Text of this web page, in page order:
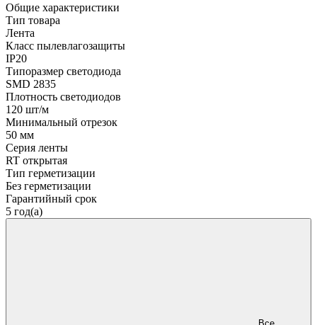
Общие характеристики
Тип товара
Лента
Класс пылевлагозащиты
IP20
Типоразмер светодиода
SMD 2835
Плотность светодиодов
120 шт/м
Минимальный отрезок
50 мм
Серия ленты
RT открытая
Тип герметизации
Без герметизации
Гарантийный срок
5 год(а)